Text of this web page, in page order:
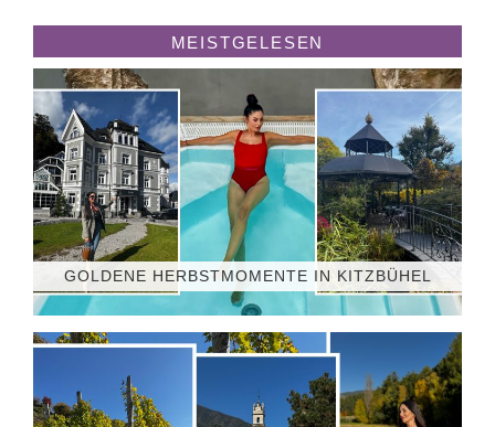
MEISTGELESEN
GOLDENE HERBSTMOMENTE IN KITZBÜHEL